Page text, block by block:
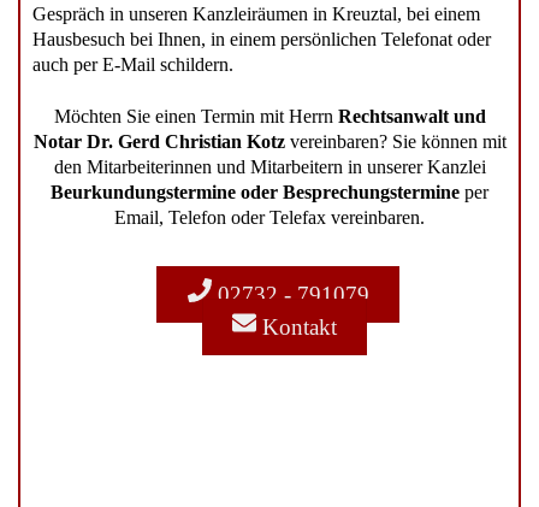
Gespräch in unseren Kanzleiräumen in Kreuztal, bei einem
Hausbesuch bei Ihnen, in einem persönlichen Telefonat oder
auch per E-Mail schildern.
Möchten Sie einen Termin mit Herrn Rechtsanwalt und
Notar Dr. Gerd Christian Kotz vereinbaren? Sie können mit
den Mitarbeiterinnen und Mitarbeitern in unserer Kanzlei
Beurkundungstermine oder Besprechungstermine per
Email, Telefon oder Telefax vereinbaren.
02732 - 791079
Kontakt